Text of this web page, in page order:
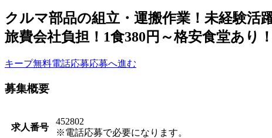
クルマ部品の組立・運搬作業！未経験
旅費会社負担！1食380円～格安食堂あり
キープ無料電話応募応募へ進む
募集概要
求人番号
452802
※電話応募で必要になります。